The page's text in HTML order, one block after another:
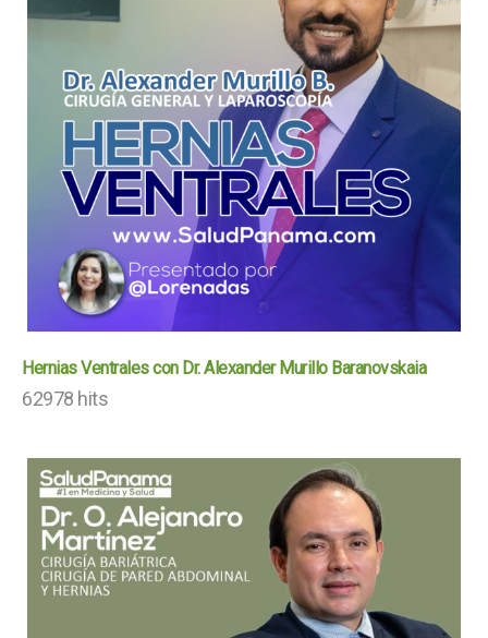
Hernias Ventrales con Dr. Alexander Murillo Baranovskaia
62978 hits